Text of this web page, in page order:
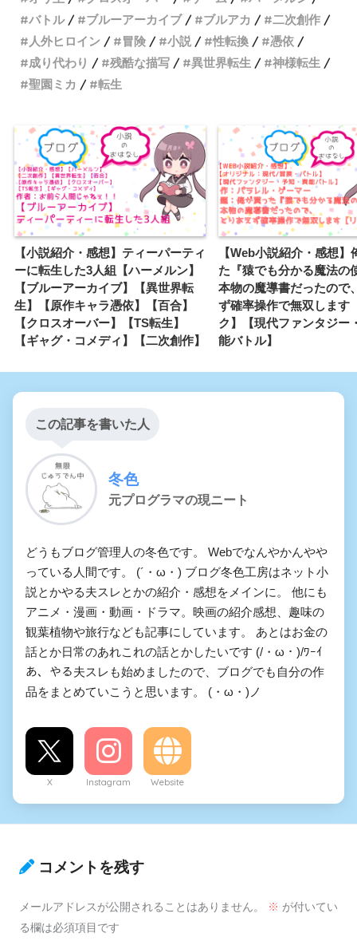
バトル
ブルーアーカイブ ブルアカ
二次創作
人外ヒロイン
冒険 小説 性転換
憑依
成り代わり
残酷な描写 異世界転生
神様転生
聖園ミカ
転生
【小説紹介・感想】ティーパーティ
ーに転生した3人組【ハーメルン】
【ブルーアーカイブ】【異世界転
生】【原作キャラ憑依】【百合】
【クロスオーバー】【TS転生】
【ギャグ・コメディ】【二次創作】
【Web小説紹介・感想】
た『猿でも分かる魔法の
本物の魔導書だったので
ず確率操作で無双します
ク】【現代ファンタジー
能バトル】
この記事を書いた人
冬色
元プログラマの現ニート
どうもブログ管理人の冬色です。 Webでなんやかんやや
っている人間です。 (´・ω・) ブログ冬色工房はネット小
説とかやる夫スレとかの紹介・感想をメインに。 他にも
アニメ・漫画・動画・ドラマ。映画の紹介感想、趣味の
観葉植物や旅行なども記事にしています。 あとはお金の
話とか日常のあれこれの話とかしたいです (/・ω・)/ﾜｰｲ
あ、やる夫スレも始めましたので、ブログでも自分の作
品をまとめていこうと思います。 (・ω・)ノ
X Instagram Website
コメントを残す
メールアドレスが公開されることはありません。 ※ が付いてい
る欄は必須項目です